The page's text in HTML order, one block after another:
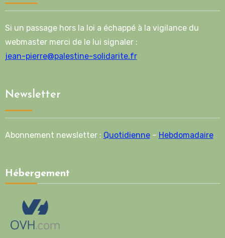
Si un passage hors la loi a échappé à la vigilance du
webmaster merci de le lui signaler :
jean-pierre@palestine-solidarite.fr
Newsletter
Abonnement newsletter : Quotidienne– Hebdomadaire
Hébergement